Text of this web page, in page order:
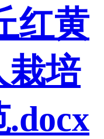
红黄
栽培